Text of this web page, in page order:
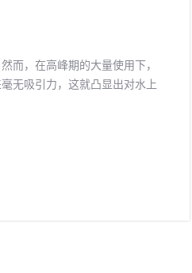
而，在高峰期的大量使用下，
无吸引力，这就凸显出对水上